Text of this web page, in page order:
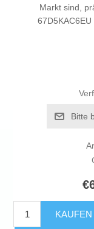
Markt sind,
Bitte
KAUFEN